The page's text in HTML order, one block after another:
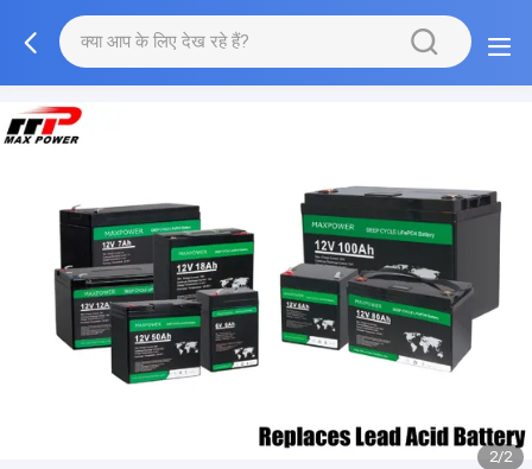
2/2